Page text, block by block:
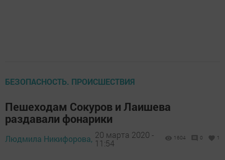
БЕЗОПАСНОСТЬ. ПРОИСШЕСТВИЯ
Пешеходам Сокуров и Лаишева
раздавали фонарики
Людмила Никифорова, 20 марта 2020 -
11:54
1604 0 1